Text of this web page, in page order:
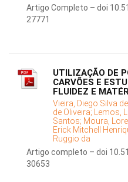
Artigo Completo – doi
27771
UTILIZAÇÃO DE
CARVÕES E
FLUIDEZ E
Vieira, Diego Silva
de Oliveira; Lemos,
Santos; Moura,
Erick Mitchell
Ruggio da
Artigo completo – doi
30653